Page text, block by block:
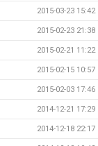
2015-03-23 15:42
2015-02-23 21:38
2015-02-21 11:22
2015-02-15 10:57
2015-02-03 17:46
2014-12-21 17:29
2014-12-18 22:17